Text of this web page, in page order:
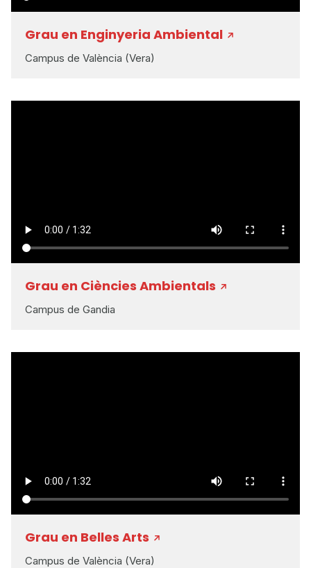
Grau en Enginyeria Ambiental
Campus de València (Vera)
Grau en Ciències Ambientals
Campus de Gandia
Grau en Belles Arts
Campus de València (Vera)